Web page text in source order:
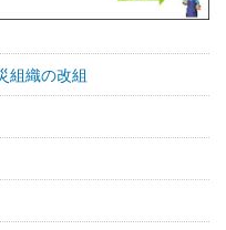
組織の改組